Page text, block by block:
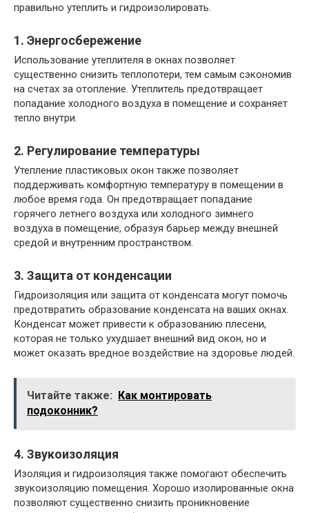
правильно утеплить и гидроизолировать.
1. Энергосбережение
Использование утеплителя в окнах позволяет
существенно снизить теплопотери, тем самым сэкономив
на счетах за отопление. Утеплитель предотвращает
попадание холодного воздуха в помещение и сохраняет
тепло внутри.
2. Регулирование температуры
Утепление пластиковых окон также позволяет
поддерживать комфортную температуру в помещении в
любое время года. Он предотвращает попадание
горячего летнего воздуха или холодного зимнего
воздуха в помещение, образуя барьер между внешней
средой и внутренним пространством.
3. Защита от конденсации
Гидроизоляция или защита от конденсата могут помочь
предотвратить образование конденсата на ваших окнах.
Конденсат может привести к образованию плесени,
которая не только ухудшает внешний вид окон, но и
может оказать вредное воздействие на здоровье людей.
Читайте также: Как монтировать
подоконник?
4. Звукоизоляция
Изоляция и гидроизоляция также помогают обеспечить
звукоизоляцию помещения. Хорошо изолированные окна
позволяют существенно снизить проникновение